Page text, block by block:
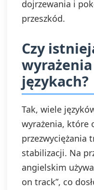
dojrzewania i
przeszkód.
Czy
językach?
Tak, wiele
wyrażenia, które
przezwyciężania
stabilizacji. Na
angielskim
on track”, co